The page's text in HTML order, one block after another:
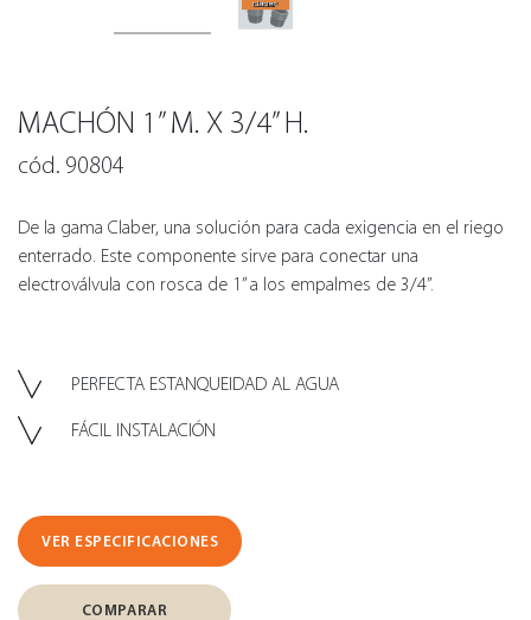
MACHÓN 1” M. X 3/4” H.
cód. 90804
De la gama Claber, una solución para cada exigencia en el riego
enterrado. Este componente sirve para conectar una
electroválvula con rosca de 1” a los empalmes de 3/4”.
PERFECTA ESTANQUEIDAD AL AGUA
FÁCIL INSTALACIÓN
VER ESPECIFICACIONES
COMPARAR